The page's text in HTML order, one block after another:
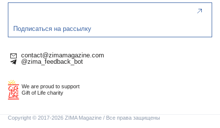
Подписаться на рассылку
contact@zimamagazine.com
@zima_feedback_bot
We are proud to support
Gift of Life charity
Copyright © 2017-2026 ZIMA Magazine / Все права защищены